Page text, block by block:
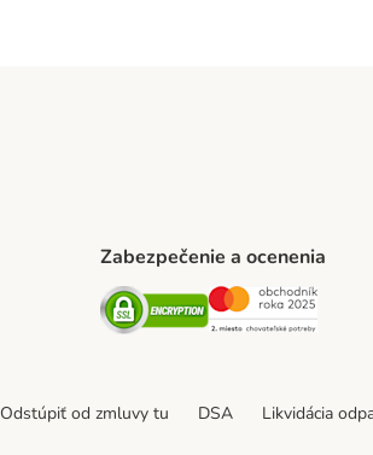
Zabezpečenie a ocenenia
Security Security
Odstúpiť od zmluvy tu DSA Likvidácia